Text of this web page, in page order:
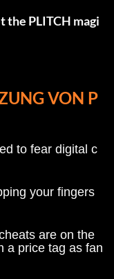
the PLITCH magi
VON P
to fear digital c
your fingers
are on the
a price tag as fan